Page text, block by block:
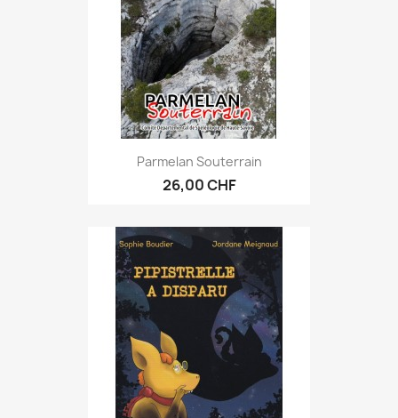
Parmelan Souterrain
26,00 CHF